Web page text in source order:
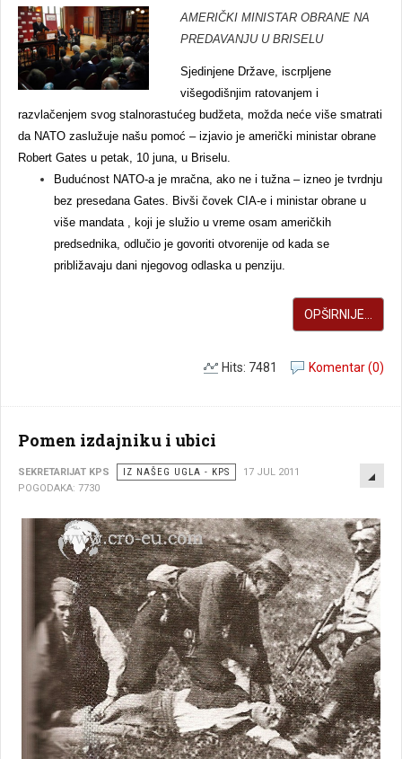
AMERIČKI MINISTAR OBRANE NA
PREDAVANJU U BRISELU
Sjedinjene Države, iscrpljene
višegodišnjim ratovanjem i
razvlačenjem svog stalnorastućeg budžeta, možda neće više smatrati
da NATO zaslužuje našu pomoć – izjavio je američki ministar obrane
Robert Gates u petak, 10 juna, u Briselu.
Budućnost NATO-a je mračna, ako ne i tužna – izneo je tvrdnju
bez presedana Gates. Bivši čovek CIA-e i ministar obrane u
više mandata , koji je služio u vreme osam američkih
predsednika, odlučio je govoriti otvorenije od kada se
približavaju dani njegovog odlaska u penziju.
OPŠIRNIJE...
Komentar (0)
Hits: 7481
Pomen izdajniku i ubici
SEKRETARIJAT KPS IZ NAŠEG UGLA - KPS
17 JUL 2011
POGODAKA: 7730